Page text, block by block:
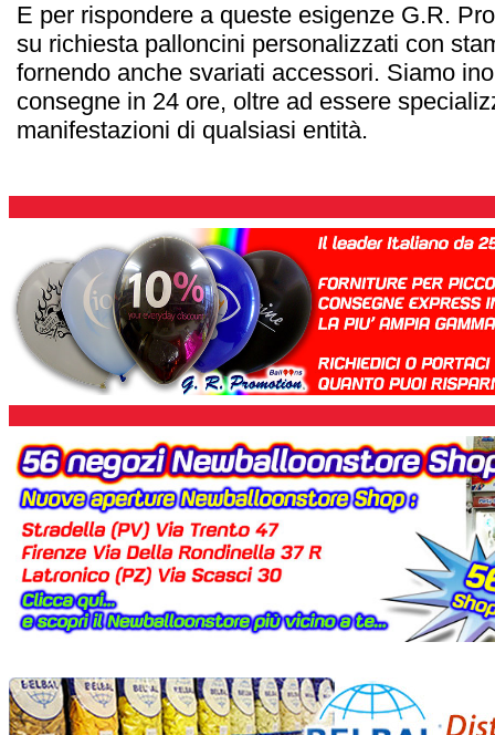
E per rispondere a queste esigenze G.R.
su richiesta palloncini personalizzati con
fornendo anche svariati accessori. Siamo
consegne in 24 ore, oltre ad essere
manifestazioni di qualsiasi entità.